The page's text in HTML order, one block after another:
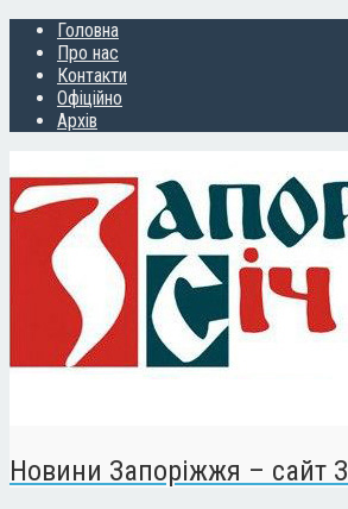
Головна
Про нас
Контакти
Офіційно
Архів
Новини Запоріжжя – сайт